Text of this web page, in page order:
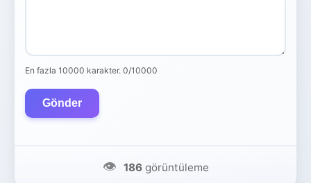
En fazla 10000 karakter. 0/10000
Gönder
👁️ 186görüntüleme